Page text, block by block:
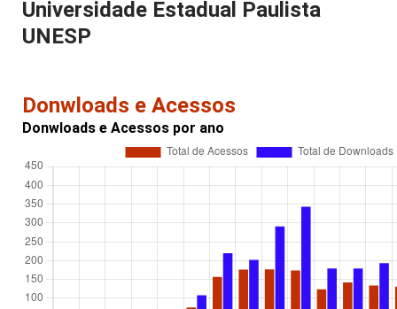
Universidade Estadual Paulista 
UNESP
Donwloads e Acessos
Donwloads e Acessos por ano